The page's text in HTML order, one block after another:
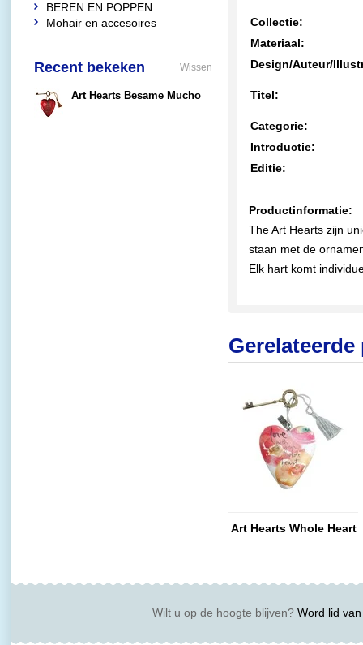
Collectie:
Materiaal:
Design/Auteur/
Titel:
Categorie:
Introductie:
Editie:
Productinformatie:
The Art Hearts zijn
staan met de
Elk hart komt
Art Hearts Whole Heart
BEREN EN POPPEN
Mohair en accesoires
Recent bekeken Wissen
Art Hearts Besame Mucho
Wilt u op de hoogte blijven?Word lid van